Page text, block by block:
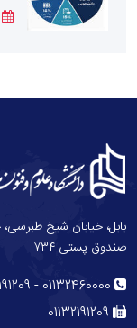
صندوق پستی ۷۳۴
01132460000
-
01132191209